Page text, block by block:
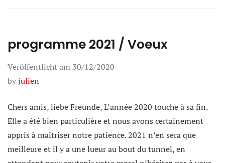
programme 2021 / Voeux
Veröffentlicht am 30/12/2020
byjulien
Chers amis, liebe Freunde, L’année 2020 touche à sa fin.
Elle a été bien particulière et nous avons certainement
appris à maîtriser notre patience. 2021 n’en sera que
meilleure et il y a une lueur au bout du tunnel, en